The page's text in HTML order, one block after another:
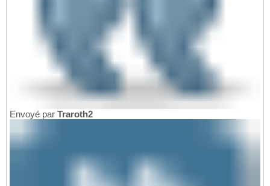
Envoyé par Traroth2